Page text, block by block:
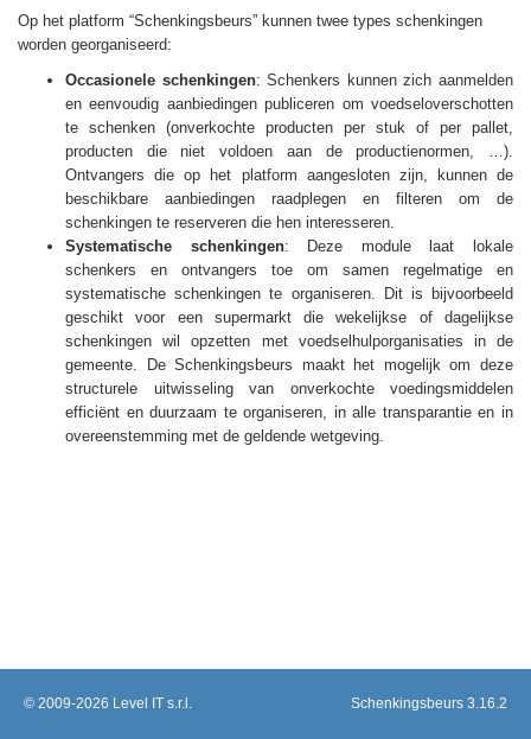
Op het platform “Schenkingsbeurs” kunnen twee types schenkingen
worden georganiseerd:
Occasionele schenkingen: Schenkers kunnen zich aanmelden
en eenvoudig aanbiedingen publiceren om voedseloverschotten
te schenken (onverkochte producten per stuk of per pallet,
producten die niet voldoen aan de productienormen, …).
Ontvangers die op het platform aangesloten zijn, kunnen de
beschikbare aanbiedingen raadplegen en filteren om de
schenkingen te reserveren die hen interesseren.
Systematische schenkingen:
Deze module laat lokale
schenkers en ontvangers toe om samen regelmatige en
systematische schenkingen te organiseren. Dit is bijvoorbeeld
geschikt voor een supermarkt die wekelijkse of dagelijkse
schenkingen wil opzetten met voedselhulporganisaties in de
gemeente. De Schenkingsbeurs maakt het mogelijk om deze
structurele uitwisseling van onverkochte voedingsmiddelen
efficiënt en duurzaam te organiseren, in alle transparantie en in
overeenstemming met de geldende wetgeving.
© 2009-2026 Level IT s.r.l. Schenkingsbeurs 3.16.2